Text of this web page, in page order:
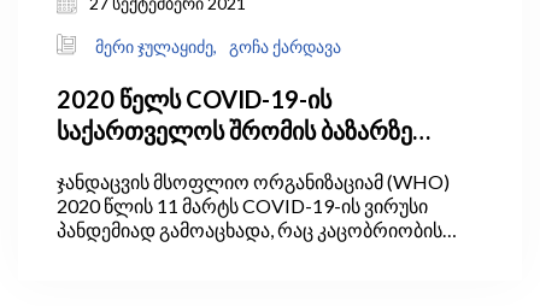
მერი ჯულაყიძე, გოჩა ქარდავა
2020 წელს COVID-19-ის
საქართველოს შრომის ბაზარზე
ჯანდაცვის მსოფლიო ორგანიზაციამ (WHO)
2020 წლის 11 მარტს COVID-19-ის ვირუსი
პანდემიად გამოაცხადა, რაც კაცობრიობის